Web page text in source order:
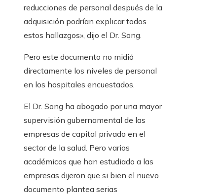
reducciones de personal después de la
adquisición podrían explicar todos
estos hallazgos», dijo el Dr. Song.
Pero este documento no midió
directamente los niveles de personal
en los hospitales encuestados.
El Dr. Song ha abogado por una mayor
supervisión gubernamental de las
empresas de capital privado en el
sector de la salud. Pero varios
académicos que han estudiado a las
empresas dijeron que si bien el nuevo
documento plantea serias